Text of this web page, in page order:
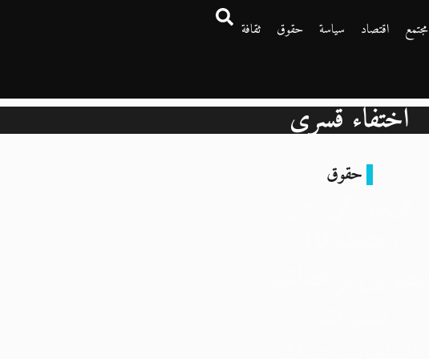
مجتمع اقتصاد سياسة حقوق
ثقافة
اختفاء قسري
حقوق